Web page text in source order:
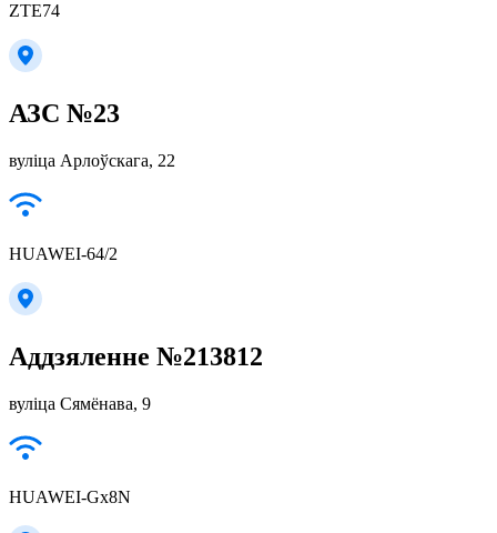
ZTE74
АЗС №23
вуліца Арлоўскага, 22
HUAWEI-64/2
Аддзяленне №213812
вуліца Сямёнава, 9
HUAWEI-Gx8N